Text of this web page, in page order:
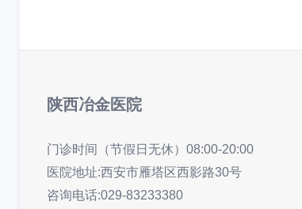
陕西冶金医院
门诊时间（节假日无休） 08:00-20:00
医院地址:西安市雁塔区西影路30号
咨询电话:029-83233380